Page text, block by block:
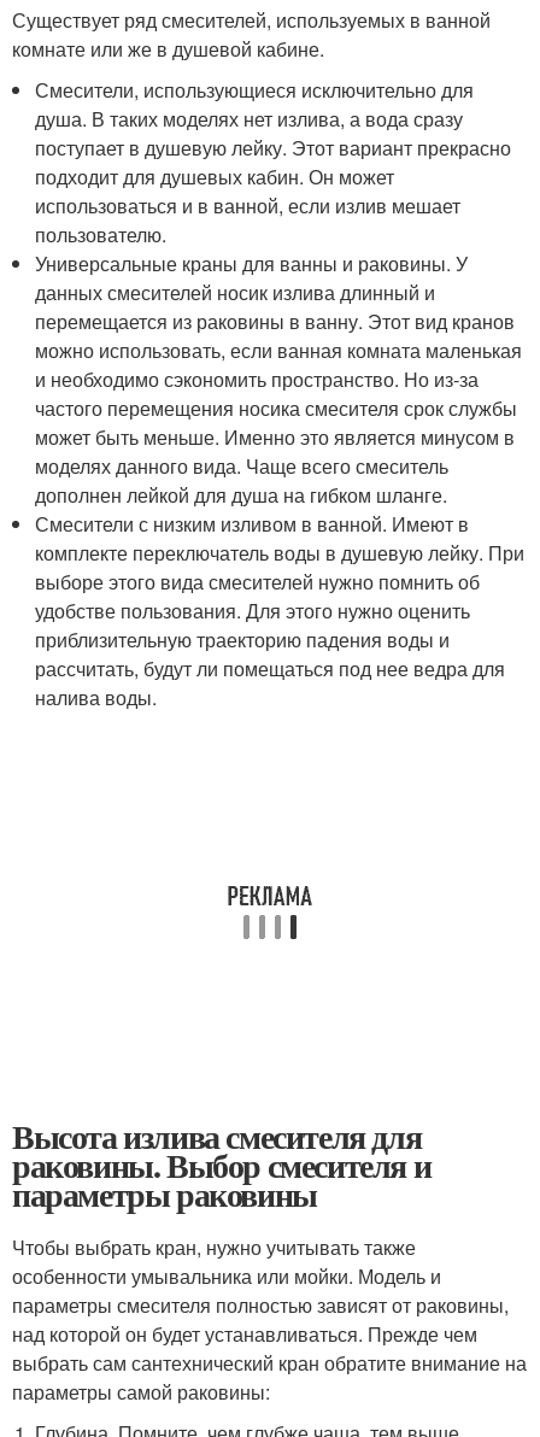
Существует ряд смесителей, используемых в ванной
комнате или же в душевой кабине.
Смесители, использующиеся исключительно для
душа. В таких моделях нет излива, а вода сразу
поступает в душевую лейку. Этот вариант прекрасно
подходит для душевых кабин. Он может
использоваться и в ванной, если излив мешает
пользователю.
Универсальные краны для ванны и раковины. У
данных смесителей носик излива длинный и
перемещается из раковины в ванну. Этот вид кранов
можно использовать, если ванная комната маленькая
и необходимо сэкономить пространство. Но из-за
частого перемещения носика смесителя срок службы
может быть меньше. Именно это является минусом в
моделях данного вида. Чаще всего смеситель
дополнен лейкой для душа на гибком шланге.
Смесители с низким изливом в ванной. Имеют в
комплекте переключатель воды в душевую лейку. При
выборе этого вида смесителей нужно помнить об
удобстве пользования. Для этого нужно оценить
приблизительную траекторию падения воды и
рассчитать, будут ли помещаться под нее ведра для
налива воды.
Высота излива смесителя для
раковины. Выбор смесителя и
параметры раковины
Чтобы выбрать кран, нужно учитывать также
особенности умывальника или мойки. Модель и
параметры смесителя полностью зависят от раковины,
над которой он будет устанавливаться. Прежде чем
выбрать сам сантехнический кран обратите внимание на
параметры самой раковины: